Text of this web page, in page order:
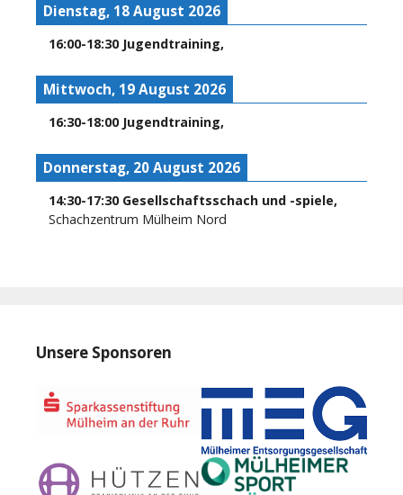
Dienstag, 18 August 2026
16:00-18:30 Jugendtraining,
Mittwoch, 19 August 2026
16:30-18:00 Jugendtraining,
Donnerstag, 20 August 2026
14:30-17:30 Gesellschaftsschach und -spiele,
Schachzentrum Mülheim Nord
Unsere Sponsoren